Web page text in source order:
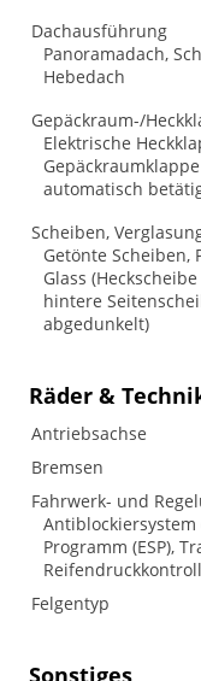
Dachausführung
Panoramadach,
Hebedach
Gepäckraum-/
Elektrische
Gepäckraumklappe
automatisch
Scheiben,
Getönte Scheiben,
Glass
hintere
abgedunkelt)
Räder &
Antriebsachse
Bremsen
Fahrwerk- und
Antiblockiersystem
Programm (ESP),
Felgentyp
Sonstiges